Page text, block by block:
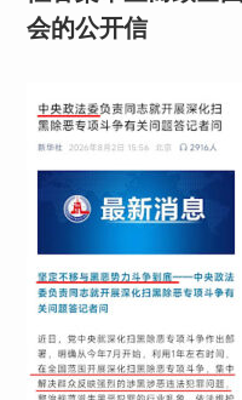
会的公开信